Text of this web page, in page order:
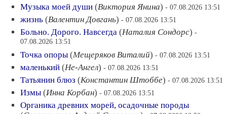
Музыка моей души (Виктория Янина) - 07.08.2026 13:51
жизнь (Валентин Довгань) - 07.08.2026 13:51
Больно. Дорого. Навсегда (Наталия Сондорс) -
07.08.2026 13:51
Точка опоры (Мещеряков Виталий) - 07.08.2026 13:51
маленький (Не-Ангел) - 07.08.2026 13:51
Татьянин блюз (Константин Штоббе) - 07.08.2026 13:51
Измы (Инна Корбан) - 07.08.2026 13:51
Органика древних морей, осадочные породы